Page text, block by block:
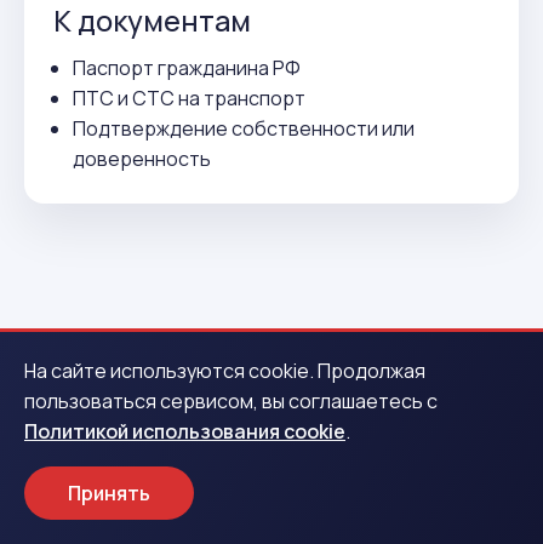
К документам
Паспорт гражданина РФ
ПТС и СТС на транспорт
Подтверждение собственности или
доверенность
ВСЕГО 3 ДЕЙСТВИЯ
Как получить деньги в
Палласовке
На сайте используются cookie. Продолжая
пользоваться сервисом, вы соглашаетесь с
Политикой использования cookie.
Принять